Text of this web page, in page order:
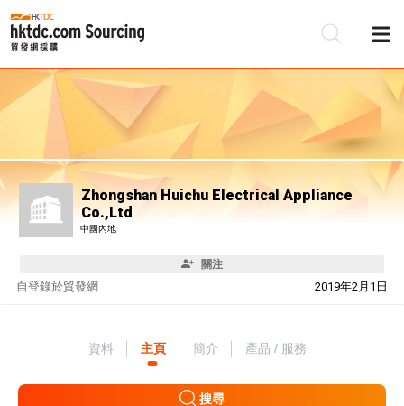
Zhongshan Huichu Electrical Appliance
Co.,Ltd
中國內地
關注
自 2019年2月1日
登錄於貿發網
資料 主頁 簡介 產品 / 服務
搜尋